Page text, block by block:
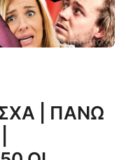
| ΠΑΝΩ